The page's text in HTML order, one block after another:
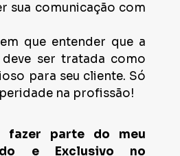
sua comunicação com
que entender que a
deve ser tratada como
para seu cliente. Só
na profissão!
fazer parte do meu
e Exclusivo no